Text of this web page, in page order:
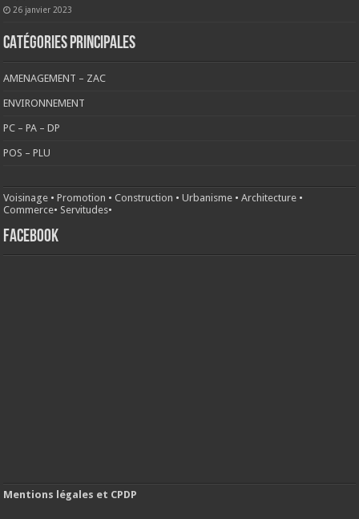
26 janvier 2023
CATÉGORIES PRINCIPALES
AMENAGEMENT – ZAC
ENVIRONNEMENT
PC – PA – DP
POS – PLU
Voisinage •Promotion •Construction •Urbanisme •Architecture •
Commerce• Servitudes•
FACEBOOK
Mentions légales et CPDP